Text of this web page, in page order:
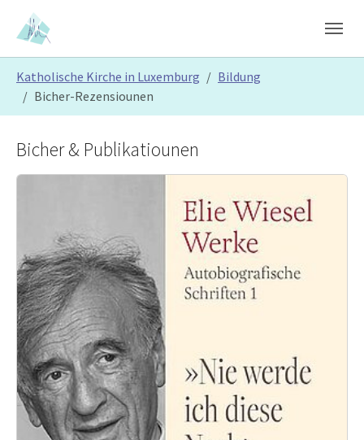
Skip to main content
Skip to page footer
Katholische Kirche in Luxemburg
Bildung
Bicher-Rezensiounen
Bicher & Publikatiounen